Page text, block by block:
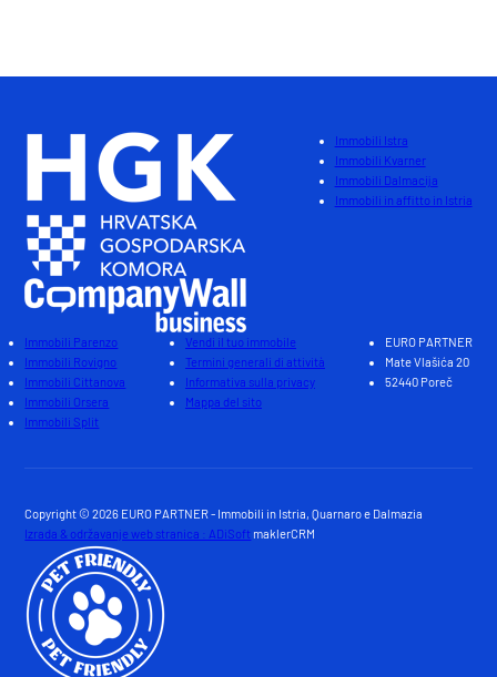
Immobili Istra
Immobili Kvarner
Immobili Dalmacija
Immobili in affitto in Istria
Immobili Parenzo
Immobili Rovigno
Immobili Cittanova
Immobili Orsera
Immobili Split
Vendi il tuo immobile
Termini generali di attività
Informativa sulla privacy
Mappa del sito
EURO PARTNER
Mate Vlašića 20
52440 Poreč
Copyright © 2026 EURO PARTNER - Immobili in Istria, Quarnaro e Dalmazia
Izrada & održavanje web stranica : ADiSoft maklerCRM